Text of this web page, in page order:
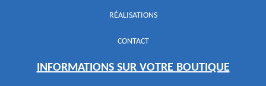
RÉALISATIONS
CONTACT
INFORMATIONS SUR VOTRE BOUTIQUE